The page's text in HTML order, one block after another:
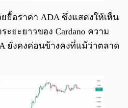
ยื้อราคา ADA ซึ่งแสดงให้เห็น
ยะยาวของ Cardano ความ
ยังคงค่อนข้างคงที่แม้ว่าตลาด